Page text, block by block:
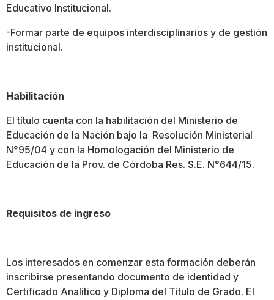
Educativo Institucional.
-Formar parte de equipos interdisciplinarios y de gestión
institucional.
Habilitación
El título cuenta con la habilitación del Ministerio de
Educación de la Nación bajo la Resolución Ministerial
N°95/04 y con la Homologación del Ministerio de
Educación de la Prov. de Córdoba Res. S.E. N°644/15.
Requisitos de ingreso
Los interesados en comenzar esta formación deberán
inscribirse presentando documento de identidad y
Certificado Analítico y Diploma del Título de Grado. El